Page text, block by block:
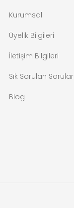
Kurumsal
Üyelik Bilgileri
İletişim Bilgileri
Sık Sorulan Sorular
Blog